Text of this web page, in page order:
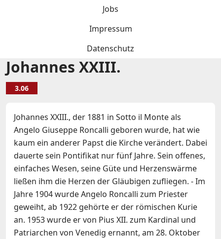
Jobs
Impressum
Datenschutz
Johannes XXIII.
3.06
Johannes XXIII., der 1881 in Sotto il Monte als
Angelo Giuseppe Roncalli geboren wurde, hat wie
kaum ein anderer Papst die Kirche verändert. Dabei
dauerte sein Pontifikat nur fünf Jahre. Sein offenes,
einfaches Wesen, seine Güte und Herzenswärme
ließen ihm die Herzen der Gläubigen zufliegen. - Im
Jahre 1904 wurde Angelo Roncalli zum Priester
geweiht, ab 1922 gehörte er der römischen Kurie
an. 1953 wurde er von Pius XII. zum Kardinal und
Patriarchen von Venedig ernannt, am 28. Oktober